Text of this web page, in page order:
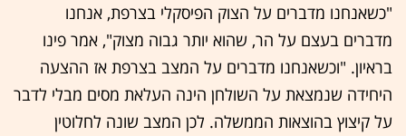
"כשאנחנו מדברים על הצוק הפיסקלי בצרפת, אנחנו
מדברים בעצם על הר, שהוא יותר גבוה מצוק", אמר פינו
בראיון. "וכשאנחנו מדברים על המצב בצרפת אז ההצעה
היחידה שנמצאת על השולחן הינה העלאת מסים מבלי לדבר
על קיצוץ בהוצאות הממשלה. לכן המצב שונה לחלוטין